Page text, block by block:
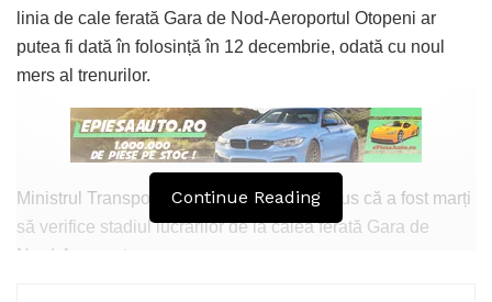
linia de cale ferată Gara de Nod-Aeroportul Otopeni ar
putea fi dată în folosință în 12 decembrie, odată cu noul
mers al trenurilor.
Ministrul Transporturilor Lucian Bode a spus că a fost marți
să verifice stadiul lucrărilor de la calea ferată Gara de
Nord-Aeroport.
Continue Reading